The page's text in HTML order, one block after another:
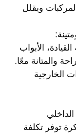
ويقلل
:
الأبواب
والمتانة معًا.
الخارجية
توفر تكلفة